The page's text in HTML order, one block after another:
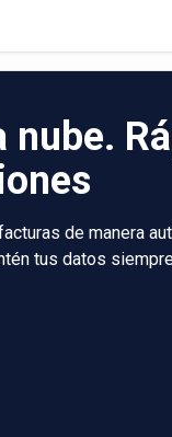
nube.
de manera
tus datos